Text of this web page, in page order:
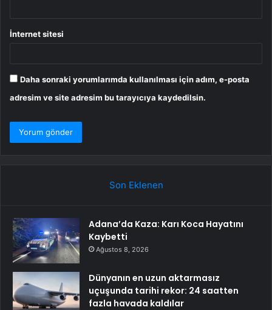
İnternet sitesi
Daha sonraki yorumlarımda kullanılması için adım, e-posta
adresim ve site adresim bu tarayıcıya kaydedilsin.
Son Eklenen
Adana’da Kaza: Karı Koca Hayatını
Kaybetti
Ağustos 8, 2026
Dünyanın en uzun aktarmasız
uçuşunda tarihi rekor: 24 saatten
fazla havada kaldılar